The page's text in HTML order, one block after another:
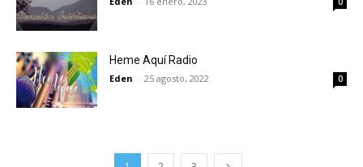
Heme Aquí Radio
Eden - 25 agosto, 2022 0